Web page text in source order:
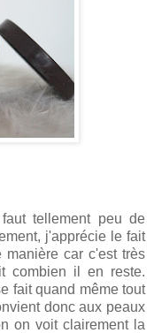
tellement peu de
j'apprécie le fait
car c'est très
combien il en reste.
fait quand même tout
donc aux peaux
on voit clairement la